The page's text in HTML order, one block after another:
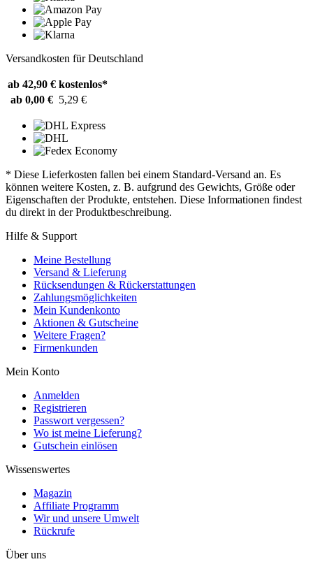
Versandkosten für Deutschland
ab 42,90 € kostenlos*
ab 0,00 € 5,29 €
* Diese Lieferkosten fallen bei einem Standard-Versand an. Es
können weitere Kosten, z. B. aufgrund des Gewichts, Größe oder
Eigenschaften der Produkte, entstehen. Diese Informationen findest
du direkt in der Produktbeschreibung.
Hilfe & Support
Meine Bestellung
Versand & Lieferung
Rücksendungen & Rückerstattungen
Zahlungsmöglichkeiten
Mein Kundenkonto
Aktionen & Gutscheine
Weitere Fragen?
Firmenkunden
Mein Konto
Anmelden
Registrieren
Passwort vergessen?
Wo ist meine Lieferung?
Gutschein einlösen
Wissenswertes
Magazin
Affiliate Programm
Wir und unsere Umwelt
Rückrufe
Über uns